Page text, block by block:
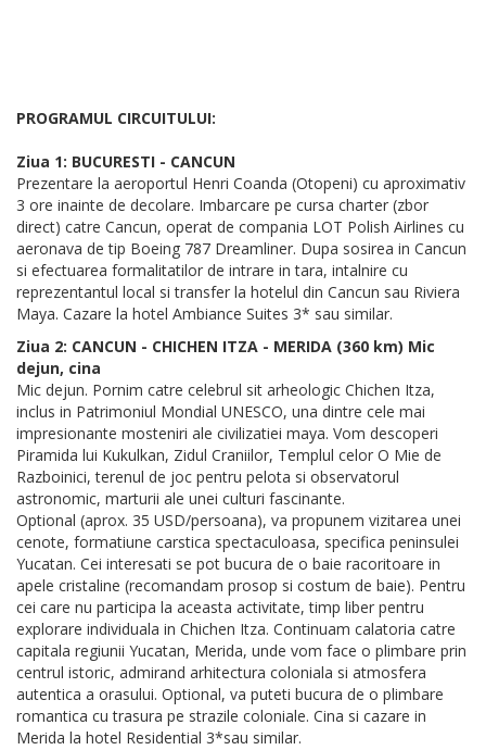
PROGRAMUL CIRCUITULUI:
Ziua 1: BUCURESTI - CANCUN
Prezentare la aeroportul Henri Coanda (Otopeni) cu aproximativ
3 ore inainte de decolare. Imbarcare pe cursa charter (zbor
direct) catre Cancun, operat de compania LOT Polish Airlines cu
aeronava de tip Boeing 787 Dreamliner. Dupa sosirea in Cancun
si efectuarea formalitatilor de intrare in tara, intalnire cu
reprezentantul local si transfer la hotelul din Cancun sau Riviera
Maya. Cazare la hotel Ambiance Suites 3* sau similar.
Ziua 2: CANCUN - CHICHEN ITZA - MERIDA (360 km) Mic
dejun, cina
Mic dejun. Pornim catre celebrul sit arheologic Chichen Itza,
inclus in Patrimoniul Mondial UNESCO, una dintre cele mai
impresionante mosteniri ale civilizatiei maya. Vom descoperi
Piramida lui Kukulkan, Zidul Craniilor, Templul celor O Mie de
Razboinici, terenul de joc pentru pelota si observatorul
astronomic, marturii ale unei culturi fascinante.
Optional (aprox. 35 USD/persoana), va propunem vizitarea unei
cenote, formatiune carstica spectaculoasa, specifica peninsulei
Yucatan. Cei interesati se pot bucura de o baie racoritoare in
apele cristaline (recomandam prosop si costum de baie). Pentru
cei care nu participa la aceasta activitate, timp liber pentru
explorare individuala in Chichen Itza. Continuam calatoria catre
capitala regiunii Yucatan, Merida, unde vom face o plimbare prin
centrul istoric, admirand arhitectura coloniala si atmosfera
autentica a orasului. Optional, va puteti bucura de o plimbare
romantica cu trasura pe strazile coloniale. Cina si cazare in
Merida la hotel Residential 3*sau similar.